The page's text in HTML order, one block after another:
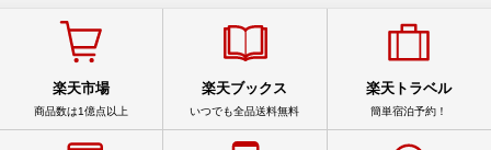
楽天市場
商品数は1億点以上
楽天ブックス
いつでも全品送料無料
楽天トラベル
簡単宿泊予約！